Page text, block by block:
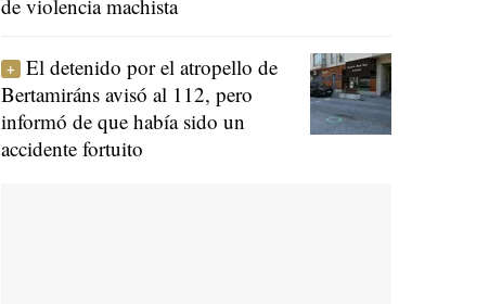
de violencia machista
El detenido por el atropello de
Bertamiráns avisó al 112, pero
informó de que había sido un
accidente fortuito